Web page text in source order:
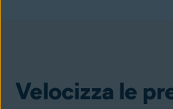
Velocizza le